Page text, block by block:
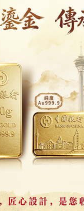
收
上一篇 : 控遭直播壓榨
下一篇 : 4,000人搶30